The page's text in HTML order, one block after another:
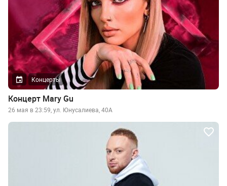
Концерты
Концерт Mary Gu
26 мая в 23:59, ул. Юнусалиева, 40А